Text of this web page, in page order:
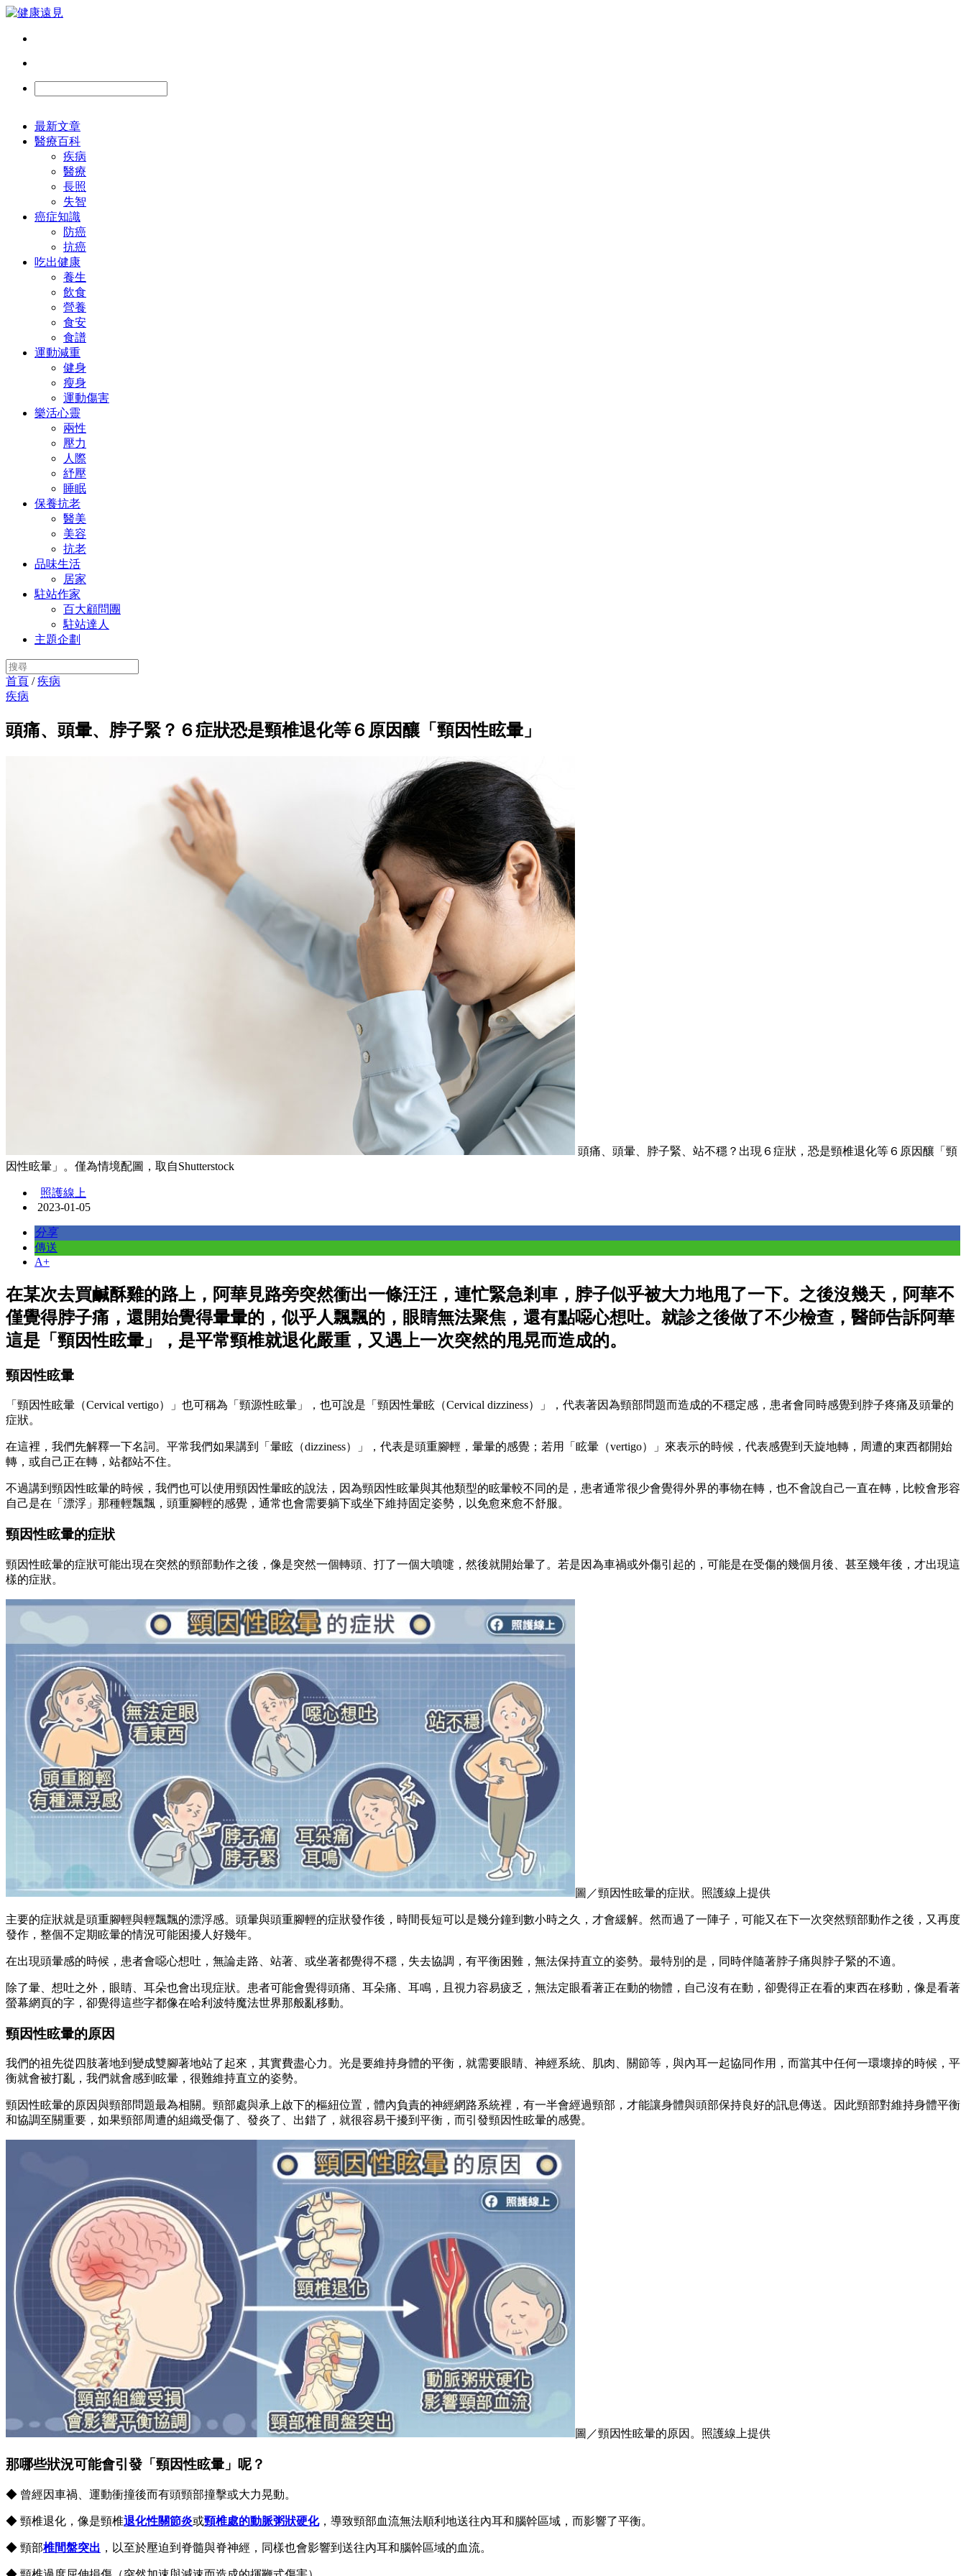
最新文章
醫療百科
疾病
醫療
長照
失智
癌症知識
防癌
抗癌
吃出健康
養生
飲食
營養
食安
食譜
運動減重
健身
瘦身
運動傷害
樂活心靈
兩性
壓力
人際
紓壓
睡眠
保養抗老
醫美
美容
抗老
品味生活
居家
駐站作家
百大顧問團
駐站達人
主題企劃
首頁 /疾病
疾病
頭痛、頭暈、脖子緊？６症狀恐是頸椎退化等６原因釀「頸因性眩暈」
頭痛、頭暈、脖子緊、站不穩？出現６症狀，恐是頸椎退化等６原因釀「頸
因性眩暈」。僅為情境配圖，取自Shutterstock
照護線上
2023-01-05
分享
傳送
A+
在某次去買鹹酥雞的路上，阿華見路旁突然衝出一條汪汪，連忙緊急剎車，脖子似乎被大力地甩了一下。之後沒幾天，阿華不
僅覺得脖子痛，還開始覺得暈暈的，似乎人飄飄的，眼睛無法聚焦，還有點噁心想吐。就診之後做了不少檢查，醫師告訴阿華
這是「頸因性眩暈」，是平常頸椎就退化嚴重，又遇上一次突然的甩晃而造成的。
頸因性眩暈
「頸因性眩暈（Cervical vertigo）」也可稱為「頸源性眩暈」，也可說是「頸因性暈眩（Cervical dizziness）」，代表著因為頸部問題而造成的不穩定感，患者會同時感覺到脖子疼痛及頭暈的
症狀。
在這裡，我們先解釋一下名詞。平常我們如果講到「暈眩（dizziness）」，代表是頭重腳輕，暈暈的感覺；若用「眩暈（vertigo）」來表示的時候，代表感覺到天旋地轉，周遭的東西都開始
轉，或自己正在轉，站都站不住。
不過講到頸因性眩暈的時候，我們也可以使用頸因性暈眩的說法，因為頸因性眩暈與其他類型的眩暈較不同的是，患者通常很少會覺得外界的事物在轉，也不會說自己一直在轉，比較會形容
自己是在「漂浮」那種輕飄飄，頭重腳輕的感覺，通常也會需要躺下或坐下維持固定姿勢，以免愈來愈不舒服。
頸因性眩暈的症狀
頸因性眩暈的症狀可能出現在突然的頸部動作之後，像是突然一個轉頭、打了一個大噴嚏，然後就開始暈了。若是因為車禍或外傷引起的，可能是在受傷的幾個月後、甚至幾年後，才出現這
樣的症狀。
圖／頸因性眩暈的症狀。照護線上提供
主要的症狀就是頭重腳輕與輕飄飄的漂浮感。頭暈與頭重腳輕的症狀發作後，時間長短可以是幾分鐘到數小時之久，才會緩解。然而過了一陣子，可能又在下一次突然頸部動作之後，又再度
發作，整個不定期眩暈的情況可能困擾人好幾年。
在出現頭暈感的時候，患者會噁心想吐，無論走路、站著、或坐著都覺得不穩，失去協調，有平衡困難，無法保持直立的姿勢。最特別的是，同時伴隨著脖子痛與脖子緊的不適。
除了暈、想吐之外，眼睛、耳朵也會出現症狀。患者可能會覺得頭痛、耳朵痛、耳鳴，且視力容易疲乏，無法定眼看著正在動的物體，自己沒有在動，卻覺得正在看的東西在移動，像是看著
螢幕網頁的字，卻覺得這些字都像在哈利波特魔法世界那般亂移動。
頸因性眩暈的原因
我們的祖先從四肢著地到變成雙腳著地站了起來，其實費盡心力。光是要維持身體的平衡，就需要眼睛、神經系統、肌肉、關節等，與內耳一起協同作用，而當其中任何一環壞掉的時候，平
衡就會被打亂，我們就會感到眩暈，很難維持直立的姿勢。
頸因性眩暈的原因與頸部問題最為相關。頸部處與承上啟下的樞紐位置，體內負責的神經網路系統裡，有一半會經過頸部，才能讓身體與頭部保持良好的訊息傳送。因此頸部對維持身體平衡
和協調至關重要，如果頸部周遭的組織受傷了、發炎了、出錯了，就很容易干擾到平衡，而引發頸因性眩暈的感覺。
圖／頸因性眩暈的原因。照護線上提供
那哪些狀況可能會引發「頸因性眩暈」呢？
◆ 曾經因車禍、運動衝撞後而有頭頸部撞擊或大力晃動。
◆ 頸椎退化，像是頸椎退化性關節炎或頸椎處的動脈粥狀硬化，導致頸部血流無法順利地送往內耳和腦幹區域，而影響了平衡。
◆ 頸部椎間盤突出 ，以至於壓迫到脊髓與脊神經，同樣也會影響到送往內耳和腦幹區域的血流。